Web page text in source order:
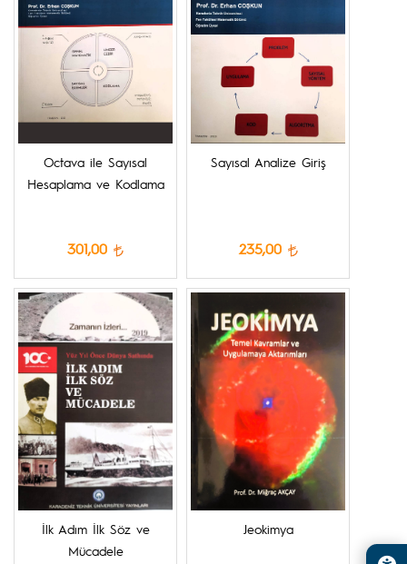
Octava ile Sayısal
Hesaplama ve Kodlama
301,00
Sayısal Analize Giriş
235,00
İlk Adım İlk Söz ve
Mücadele
Jeokimya